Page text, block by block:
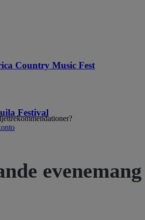
Country Music Fest
Festival